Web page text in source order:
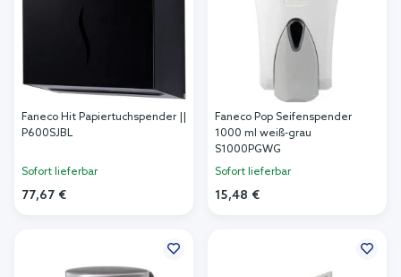
Faneco Hit Papiertuchspender ||
P600SJBL
Sofort lieferbar
77,67 €
Faneco Pop Seifenspender
1000 ml weiß-grau
S1000PGWG
Sofort lieferbar
15,48 €